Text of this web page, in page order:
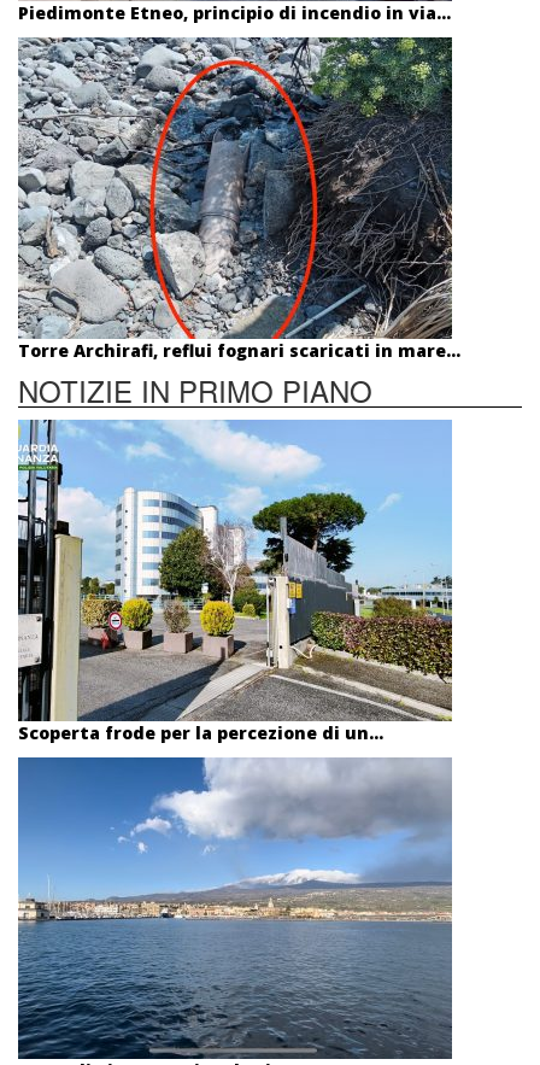
Piedimonte Etneo, principio di incendio in via...
Torre Archirafi, reflui fognari scaricati in mare...
NOTIZIE IN PRIMO PIANO
Scoperta frode per la percezione di un...